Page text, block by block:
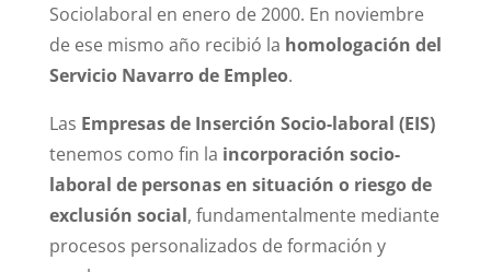
Sociolaboral en enero de 2000. En noviembre
de ese mismo año recibió la homologación del
Servicio Navarro de Empleo.
Las Empresas de Inserción Socio-laboral (EIS)
tenemos como fin la incorporación socio-
laboral de personas en situación o riesgo de
exclusión social, fundamentalmente mediante
procesos personalizados de formación y